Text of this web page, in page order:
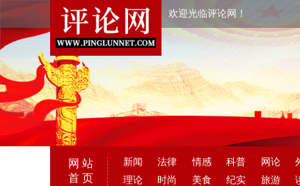
欢迎光临评论网！
网 站
首 页
新闻 法律 情感 科普 网论
理论
时尚 美食 纪实 旅游